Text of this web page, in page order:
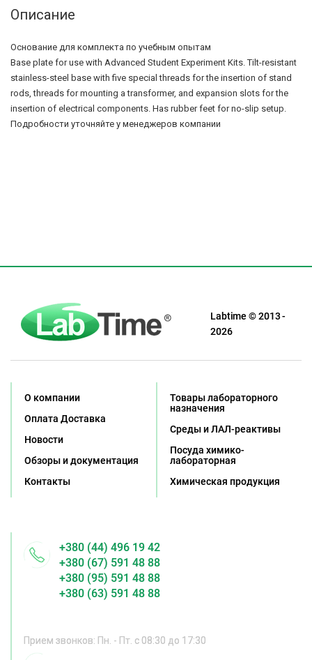
Описание
Основание для комплекта по учебным опытам
Base plate for use with Advanced Student Experiment Kits. Tilt-resistant
stainless-steel base with five special threads for the insertion of stand
rods, threads for mounting a transformer, and expansion slots for the
insertion of electrical components. Has rubber feet for no-slip setup.
Подробности уточняйте у менеджеров компании
Labtime © 2013 -
2026
О компании
Оплата Доставка
Новости
Обзоры и документация
Контакты
Товары лабораторного
назначения
Среды и ЛАЛ-реактивы
Посуда химико-
лабораторная
Химическая продукция
+380 (44) 496 19 42
+380 (67) 591 48 88
+380 (95) 591 48 88
+380 (63) 591 48 88
Прием звонков: Пн. - Пт. с 08:30 до 17:30